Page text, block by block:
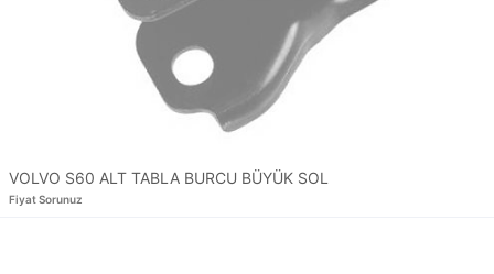
VOLVO S60 ALT TABLA BURCU BÜYÜK SOL
Fiyat Sorunuz